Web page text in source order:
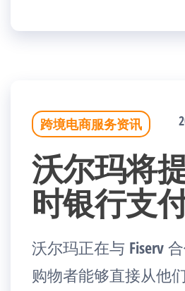
跨境电商服务资讯
沃尔玛将
时银行支
沃尔玛正在与 Fiserv
购物者能够直接从他